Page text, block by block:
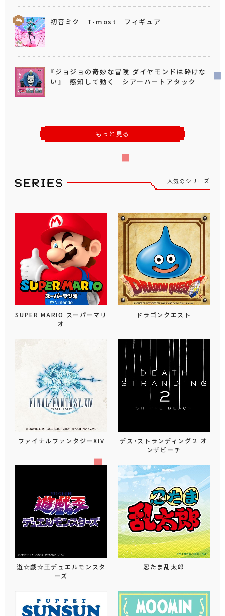
初音ミク T-most フィギュア
『ジョジョの奇妙な冒険 ダイヤモンドは砕けな
い』 感知して動く シアーハートアタック
もっと見る
人気のシリーズ
SUPER MARIO スーパーマリ
オ
ドラゴンクエスト
ファイナルファンタジーXIV
デス・ストランディング２ オ
ンザビーチ
遊☆戯☆王デュエルモンスタ
ーズ
忍たま乱太郎